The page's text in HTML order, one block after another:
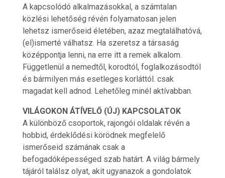
A kapcsolódó alkalmazásokkal, a számtalan
közlési lehetőség révén folyamatosan jelen
lehetsz ismerőseid életében, azaz megtalálhatóvá,
(el)ismerté válhatsz. Ha szeretsz a társaság
középpontja lenni, na erre itt a remek alkalom.
Függetlenül a nemedtől, korodtól, foglalkozásodtól
és bármilyen más esetleges korláttól. csak
magadat kell adnod. Lehetőleg minél aktívabban.
VILÁGOKON ÁTÍVELŐ (ÚJ) KAPCSOLATOK
A különböző csoportok, rajongói oldalak révén a
hobbid, érdeklődési körödnek megfelelő
ismerőseid számának csak a
befogadóképességed szab határt. A világ bármely
tájáról találsz olyat, akit ugyanazok a gondolatok